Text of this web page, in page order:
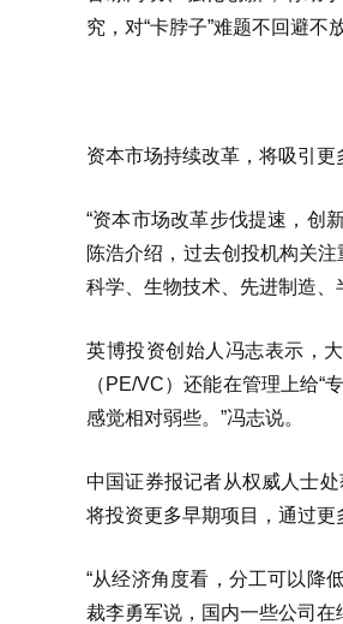
究，对“卡脖子”难题不回避不
资本市场持续改革，将吸引更
“资本市场改革步伐提速，创
陈浩介绍，过去创投机构关
科学、生物技术、先进制造、
英博投资创始人冯志表示，
（PE/VC）还能在管理上给“
感觉相对弱些。”冯志说。
中国证券报记者从权威人士
将投资更多早期项目，通过更
“从经济角度看，分工可以降
裁李勇军说，国内一些公司在